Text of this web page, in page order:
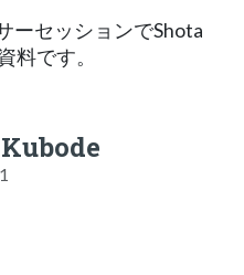
ーセッションでShota
料です。